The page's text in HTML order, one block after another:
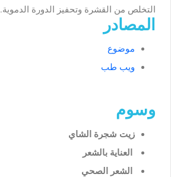
التخلص من القشرة وتحفيز الدورة الدموية.
المصادر
موضوع
ويب طب
وسوم
زيت شجرة الشاي
العناية بالشعر
الشعر الصحي